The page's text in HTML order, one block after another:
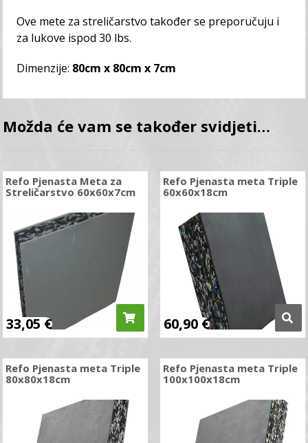
Ove mete za streličarstvo također se preporučuju i
za lukove ispod 30 lbs.
Dimenzije: 80cm x 80cm x 7cm
Možda će vam se također svidjeti…
Refo Pjenasta Meta za
Streličarstvo 60x60x7cm
33,05 €
Refo Pjenasta meta Triple
60x60x18cm
60,90 €
Refo Pjenasta meta Triple
80x80x18cm
Refo Pjenasta meta Triple
100x100x18cm